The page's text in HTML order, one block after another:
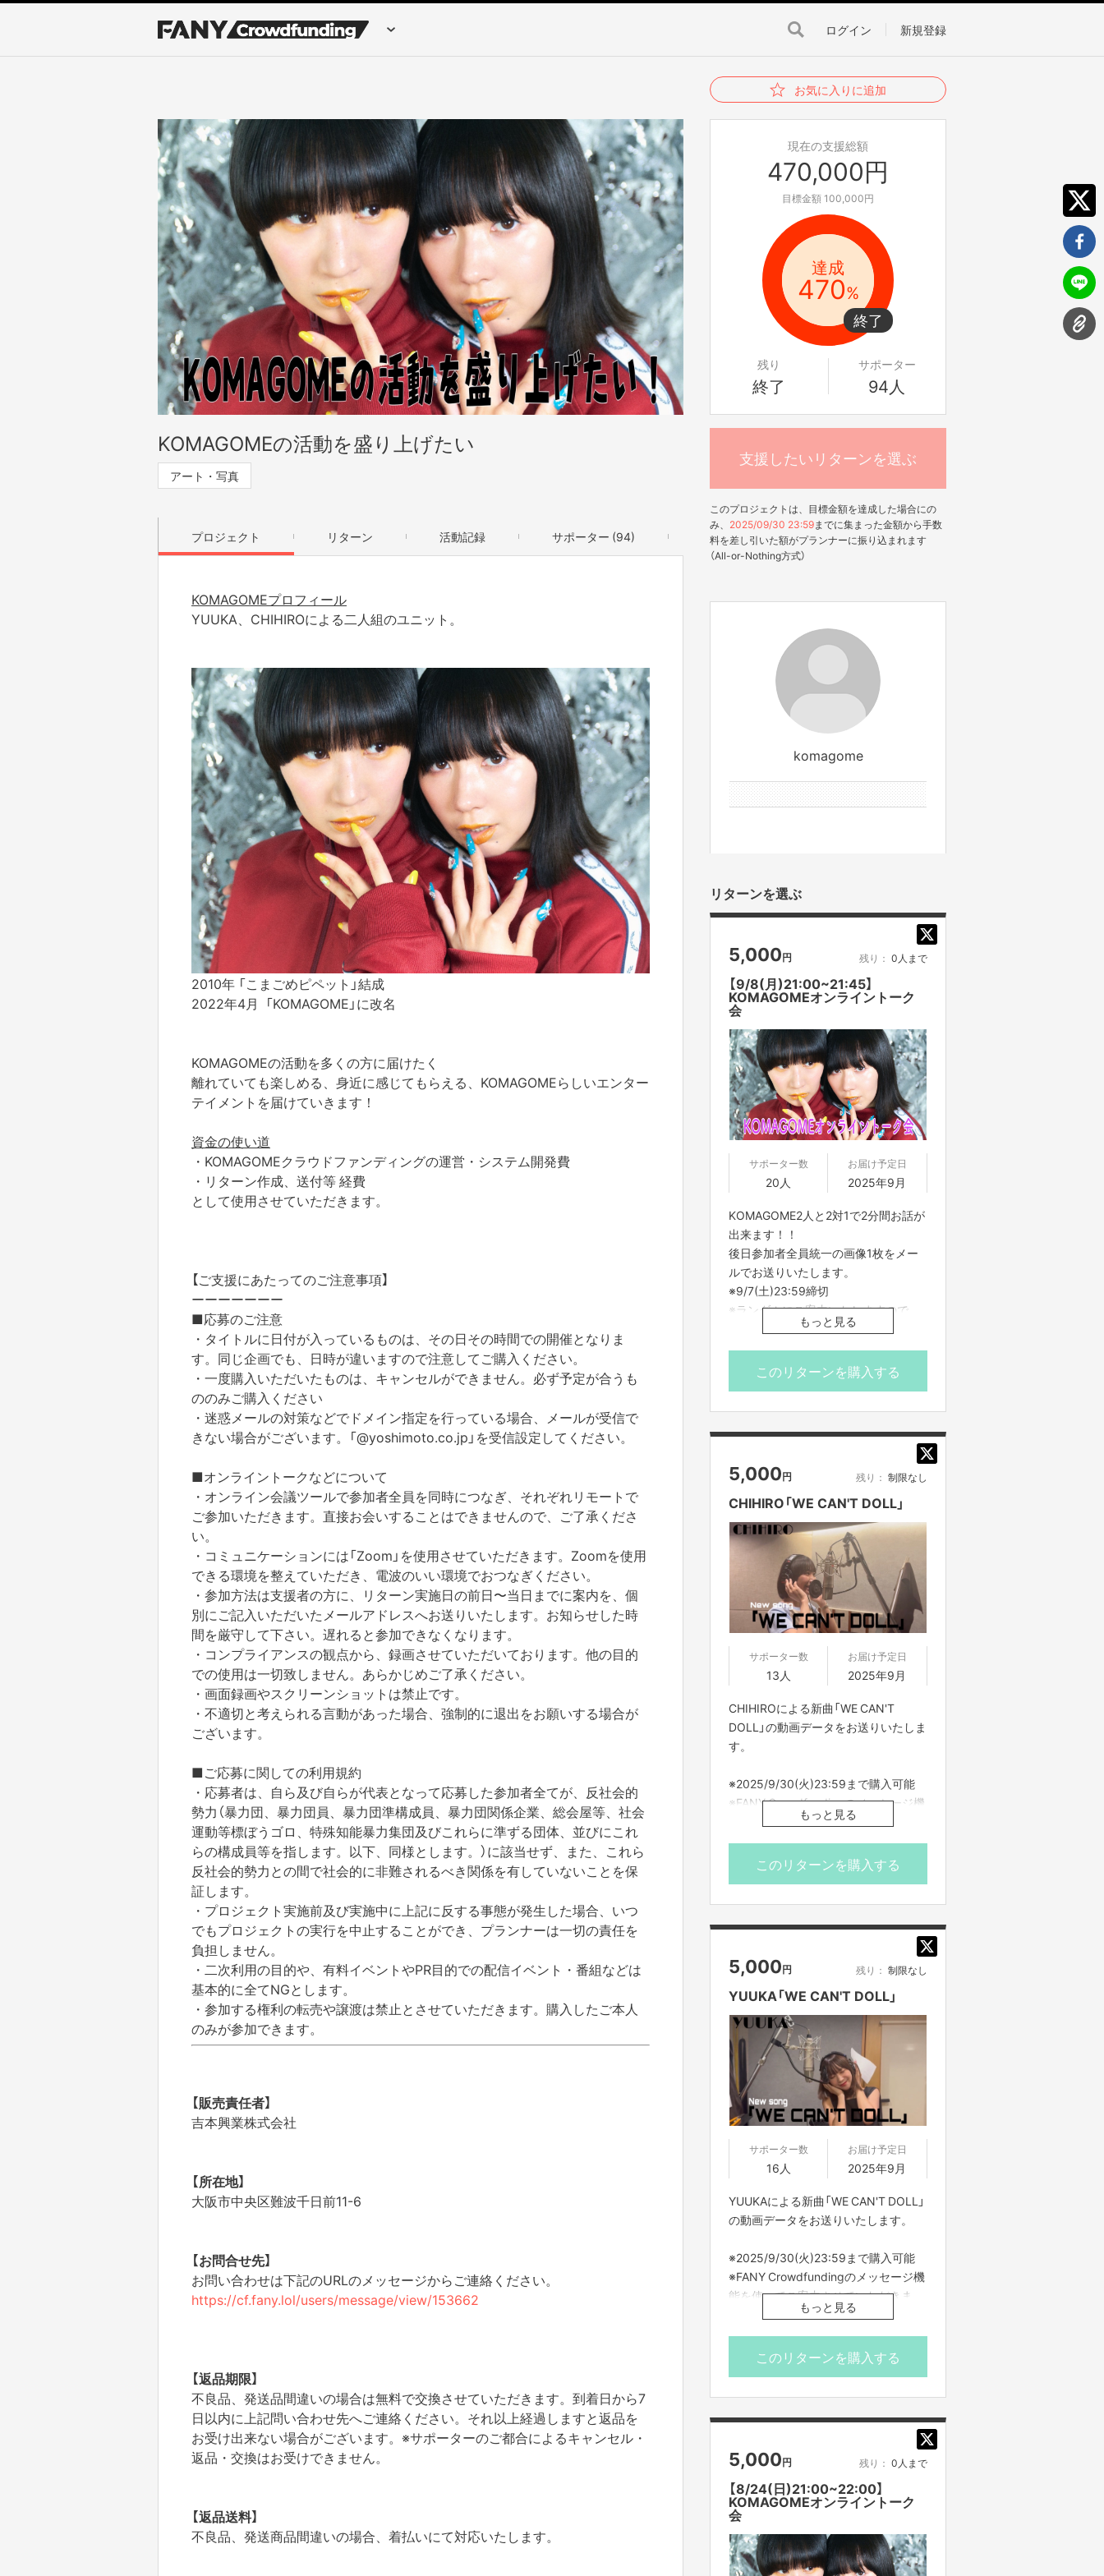
ログイン 新規登録
お気に入りに追加
KOMAGOMEの活動を盛り上げたい
アート・写真
現在の支援総額
470,000円
目標金額 100,000円
達成
470%
残り
終了
サポーター
94人
支援したいリターンを選ぶ
このプロジェクトは、目標金額を達成した場合にの
み、 2025/09/30 23:59までに集まった金額から手数
料を差し引いた額がプランナーに振り込まれます
（All-or-Nothing方式）
プロジェクト リターン 活動記録 サポーター (94)
KOMAGOMEプロフィール
YUUKA、CHIHIROによる二人組のユニット。
2010年 「こまごめピペット」結成
2022年4月 「KOMAGOME」に改名
KOMAGOMEの活動を多くの方に届けたく
離れていても楽しめる、身近に感じてもらえる、KOMAGOMEらしいエンター
テイメントを届けていきます！
資金の使い道
・KOMAGOMEクラウドファンディングの運営・システム開発費
・リターン作成、送付等 経費
として使用させていただきます。
【ご支援にあたってのご注意事項】
ーーーーーーー
■応募のご注意
・タイトルに日付が入っているものは、 その日その時間での開催となりま
す。同じ企画でも、 日時が違いますので注意してご購入ください。
・一度購入いただいたものは、キャンセルができません。 必ず予定が合うも
ののみご購入ください
・迷惑メールの対策などでドメイン指定を行っている場合、 メールが受信で
きない場合がございます。「@yoshimoto.co.jp」を受信設定してください。
■オンライントークなどについて
・オンライン会議ツールで参加者全員を同時につなぎ、 それぞれリモートで
ご参加いただきます。 直接お会いすることはできませんので、ご了承くださ
い。
・コミュニケーションには「Zoom」 を使用させていただきます。 Zoomを使用
できる環境を整えていただき、 電波のいい環境でおつなぎください。
・参加方法は支援者の方に、リターン実施日の前日〜当日までに案内を、 個
別にご記入いただいたメールアドレスへお送りいたします。 お知らせした時
間を厳守して下さい。 遅れると参加できなくなります。
・コンプライアンスの観点から、録画させていただいております。 他の目的
での使用は一切致しません。あらかじめご了承ください。
・画面録画やスクリーンショットは禁止です。
・不適切と考えられる言動があった場合、 強制的に退出をお願いする場合が
ございます。
■ご応募に関しての利用規約
・応募者は、自ら及び自らが代表となって応募した参加者全てが、 反社会的
勢力（暴力団、暴力団員、暴力団準構成員、 暴力団関係企業、総会屋等、社会
運動等標ぼうゴロ、 特殊知能暴力集団及びこれらに準ずる団体、 並びにこれ
らの構成員等を指します。以下、同様とします。）に該当せず、また、 これら
反社会的勢力との間で社会的に非難されるべき関係を有していないことを保
証します。
・ プロジェクト実施前及び実施中に上記に反する事態が発生した場合、いつ
でもプロジェクトの実行を中止することができ、 プランナーは一切の責任を
負担しません。
・二次利用の目的や、有料イベントやPR目的での配信イベント・ 番組などは
基本的に全てNGとします。
・参加する権利の転売や譲渡は禁止とさせていただきます。 購入したご本人
のみが参加できます。
【販売責任者】
吉本興業株式会社
【所在地】
大阪市中央区難波千日前11-6
【お問合せ先】
お問い合わせは下記のURLのメッセージからご連絡ください。
https://cf.fany.lol/users/message/view/153662
【返品期限】
不良品、発送品間違いの場合は無料で交換させていただきます。到着日から7
日以内に上記問い合わせ先へご連絡ください。それ以上経過しますと返品を
お受け出来ない場合がございます。※サポーターのご都合によるキャンセル・
返品・交換はお受けできません。
【返品送料】
不良品、発送商品間違いの場合、着払いにて対応いたします。
komagome
リターンを選ぶ
5,000円 残り： 0人まで
【9/8(月)21:00~21:45】
KOMAGOMEオンライントーク
会
サポーター数
20人
お届け予定日
2025年9月
KOMAGOME2人と2対1で2分間お話が
出来ます！！
後日参加者全員統一の画像1枚をメー
ルでお送りいたします。
※9/7(土)23:59締切
※ランダムにご案内いたしますので、
開始時間にお集まりください。
※時間内であっても全員とのトークが
終わり次第終了とさせていただきま
項】を必ずご一読ください。
もっと見る
このリターンを購入する
5,000円 残り： 制限なし
CHIHIRO「WE CAN'T DOLL」
サポーター数
13人
お届け予定日
2025年9月
CHIHIROによる新曲「WE CAN'T
DOLL」の動画データをお送りいたしま
す。
※2025/9/30(火)23:59まで購入可能
※FANY Crowdfundingのメッセージ機
能を使ってご案内させていただきま
す。
※動画データを動画共有サービスや、
ている【ご支援にあたってのご注意事
もっと見る
このリターンを購入する
5,000円 残り： 制限なし
YUUKA「WE CAN'T DOLL」
サポーター数
16人
お届け予定日
2025年9月
YUUKAによる新曲「WE CAN'T DOLL」
の動画データをお送りいたします。
※2025/9/30(火)23:59まで購入可能
※FANY Crowdfundingのメッセージ機
能を使ってご案内させていただきま
※動画データを動画共有サービスや、
Webサイトなどに無断転載することは
項】を必ずご一読ください。YUUKAに
よる新曲「WE CAN'T DOLL」の動画デ
ータをお送りいたします。
※2025/9/30(火)23:59まで購入可能
※FANY Crowdfundingのメッセージ機
能を使ってご案内させていただきま
す。
もっと見る
このリターンを購入する
5,000円 残り： 0人まで
【8/24(日)21:00~22:00】
KOMAGOMEオンライントーク
会